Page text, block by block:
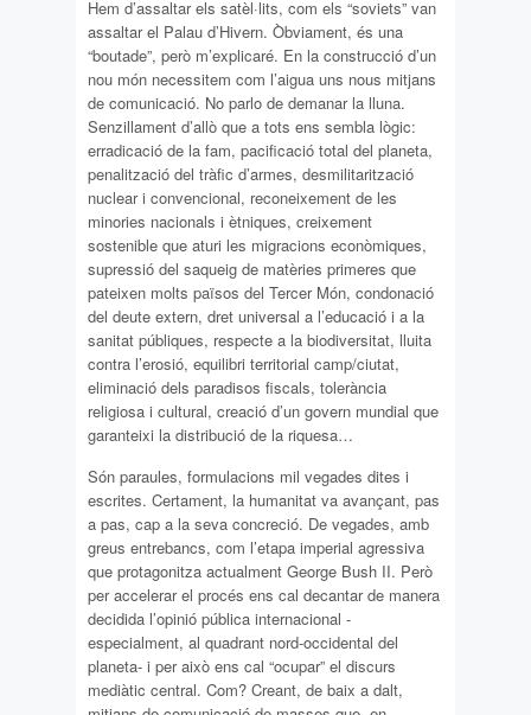
Hem d’assaltar els satèl·lits, com els “soviets” van
assaltar el Palau d’Hivern. Òbviament, és una
“boutade”, però m’explicaré. En la construcció d’un
nou món necessitem com l’aigua uns nous mitjans
de comunicació. No parlo de demanar la lluna.
Senzillament d’allò que a tots ens sembla lògic:
erradicació de la fam, pacificació total del planeta,
penalització del tràfic d’armes, desmilitarització
nuclear i convencional, reconeixement de les
minories nacionals i ètniques, creixement
sostenible que aturi les migracions econòmiques,
supressió del saqueig de matèries primeres que
pateixen molts països del Tercer Món, condonació
del deute extern, dret universal a l’educació i a la
sanitat públiques, respecte a la biodiversitat, lluita
contra l’erosió, equilibri territorial camp/ciutat,
eliminació dels paradisos fiscals, tolerància
religiosa i cultural, creació d’un govern mundial que
garanteixi la distribució de la riquesa…
Són paraules, formulacions mil vegades dites i
escrites. Certament, la humanitat va avançant, pas
a pas, cap a la seva concreció. De vegades, amb
greus entrebancs, com l’etapa imperial agressiva
que protagonitza actualment George Bush II. Però
per accelerar el procés ens cal decantar de manera
decidida l’opinió pública internacional -
especialment, al quadrant nord-occidental del
planeta- i per això ens cal “ocupar” el discurs
mediàtic central. Com? Creant, de baix a dalt,